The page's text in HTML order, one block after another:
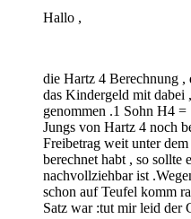
Hallo ,
die Hartz 4 Berechnung ,
das Kindergeld mit dabei
genommen .1 Sohn H4
Jungs von Hartz 4 noch
Freibetrag weit unter
berechnet habt , so sollte
nachvollziehbar ist
schon auf Teufel komm
Satz war :tut mir leid der